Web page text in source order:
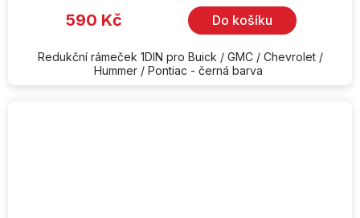
590 Kč Do košíku
Redukční rámeček 1DIN pro Buick / GMC / Chevrolet /
Hummer / Pontiac - černá barva